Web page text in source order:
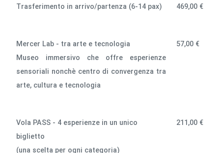
Trasferimento in arrivo/partenza (6-14 pax) 469,00 €
Mercer Lab - tra arte e tecnologia
Museo immersivo che offre esperienze
sensoriali nonchè centro di convergenza tra
arte, cultura e tecnologia
57,00 €
Vola PASS - 4 esperienze in un unico
biglietto
(una scelta per ogni categoria)
211,00 €